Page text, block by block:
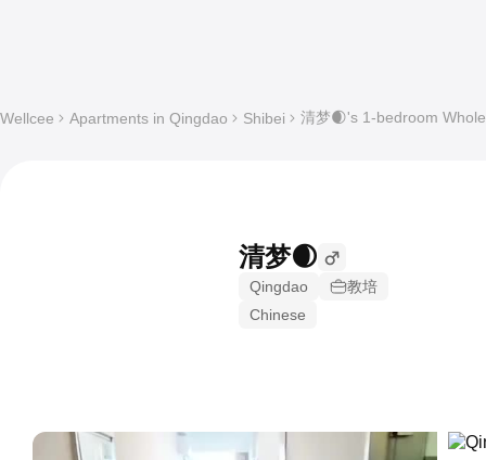
Wellcee Apartments in Qingdao Shibei 清梦🌒's 1-bedroom
清梦🌒
Qingdao
教培
Chinese